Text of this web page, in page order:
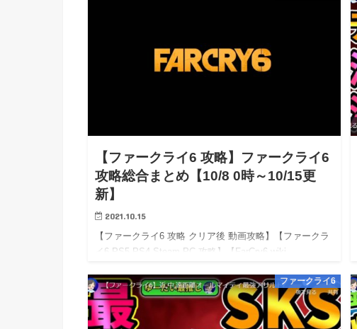
【ファークライ6 攻略】ファークライ6
攻略総合まとめ【10/8 0時～10/15更
新】
2021.10.15
【ファークライ6 攻略 クリア後 動画攻略】【ファークラ
イ6 PS5 PS4 Steam PC 攻略】【FarCry6 wiki
度5地震被…
ファークライ6